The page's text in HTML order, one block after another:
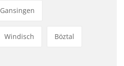
Gansingen
Windisch Böztal